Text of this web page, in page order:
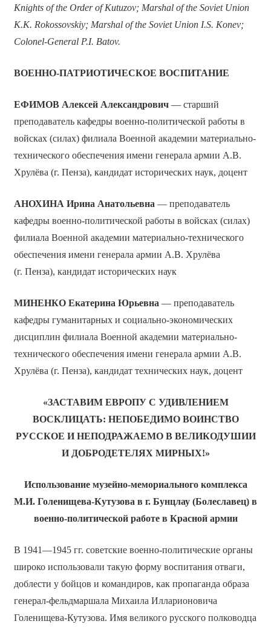
Knights of the Order of Kutuzov; Marshal of the Soviet Union
K.K. Rokossovskiy; Marshal of the Soviet Union I.S. Konev;
Colonel-General P.I. Batov.
ВОЕННО-ПАТРИОТИЧЕСКОЕ ВОСПИТАНИЕ
ЕФИМОВ Алексей Александрович— старший
преподаватель кафедры военно-политической работы в
войсках (силах) филиала Военной академии материально-
технического обеспечения имени генерала армии А.В.
Хрулёва (г. Пенза), кандидат исторических наук, доцент
АНОХИНА Ирина Анатольевна — преподаватель
кафедры военно-политической работы в войсках (силах)
филиала Военной академии материально-технического
обеспечения имени генерала армии А.В. Хрулёва
(г. Пенза), кандидат исторических наук
МИНЕНКО Екатерина Юрьевна — преподаватель
кафедры гуманитарных и социально-экономических
дисциплин филиала Военной академии материально-
технического обеспечения имени генерала армии А.В.
Хрулёва (г. Пенза), кандидат технических наук, доцент
«ЗАСТАВИМ ЕВРОПУ С УДИВЛЕНИЕМ
ВОСКЛИЦАТЬ: НЕПОБЕДИМО ВОИНСТВО
РУССКОЕ И НЕПОДРАЖАЕМО В ВЕЛИКОДУШИИ
И ДОБРОДЕТЕЛЯХ МИРНЫХ!»
Использование музейно-мемориального комплекса
М.И. Голенищева-Кутузова в г. Бунцлау (Болеславец) в
военно-политической работе в Красной армии
В 1941—1945 гг. советские военно-политические органы
широко использовали такую форму воспитания отваги,
доблести у бойцов и командиров, как пропаганда образа
генерал-фельдмаршала Михаила Илларионовича
Голенищева-Кутузова. Имя великого русского полководца